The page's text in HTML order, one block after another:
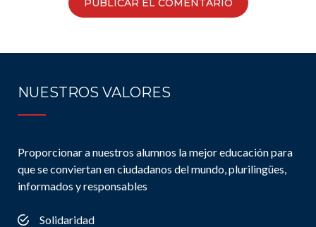
NUESTROS VALORES
Proporcionar a nuestros alumnos la mejor educación para
que se conviertan en ciudadanos del mundo, plurilingües,
informados y responsables
Solidaridad